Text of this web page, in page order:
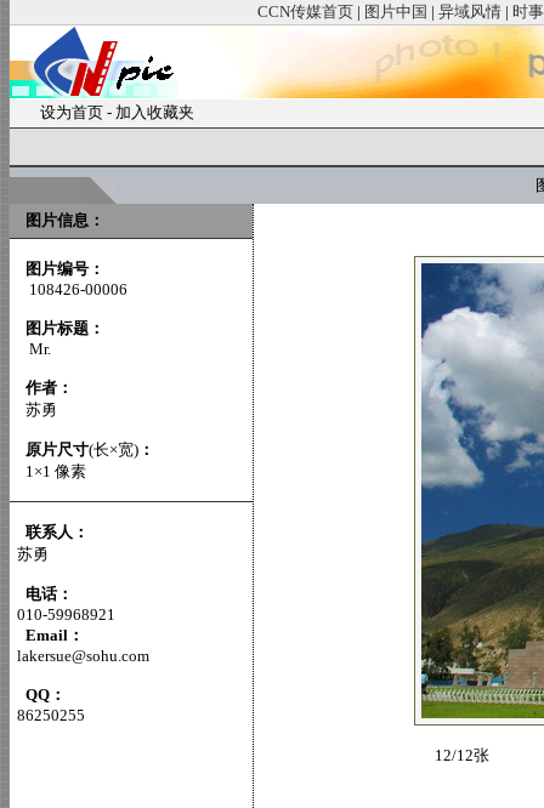
CCN传媒首页 | 图片中国 | 异域风情 | 时
设为首页 - 加入收藏夹
图片信息：
图片编号：
108426-00006
图片标题：
Mr.
作者：
苏勇
原片尺寸(长×宽) ：
1×1 像素
联系人：
苏勇
电话：
010-59968921
Email：
lakersue@sohu.com
QQ：
86250255
12/12张